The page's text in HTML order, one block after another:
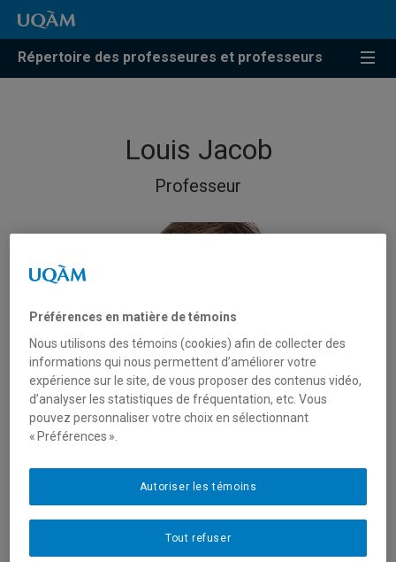
Répertoire des professeures et professeurs
Louis Jacob
Professeur
Préférences en matière de témoins
Nous utilisons des témoins (cookies) afin de collecter des
informations qui nous permettent d’améliorer votre
expérience sur le site, de vous proposer des contenus vidéo,
d’analyser les statistiques de fréquentation, etc. Vous
pouvez personnaliser votre choix en sélectionnant
« Préférences ».
Tout refuser
Autoriser les témoins